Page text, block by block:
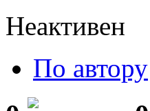
Неактивен
По автору